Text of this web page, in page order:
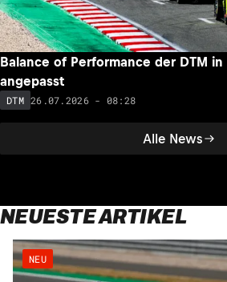
Alle News
Balance of Performance der DTM
angepasst
DTM 26.07.2026 - 08:28
NEUESTE ARTIKEL
NEU